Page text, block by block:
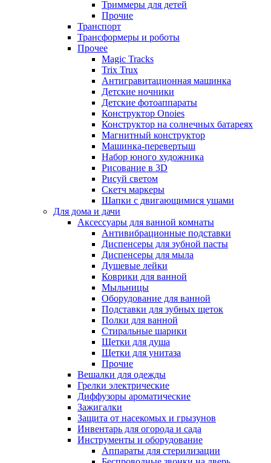
Триммеры для детей
Прочие
Транспорт
Трансформеры и роботы
Прочее
Magic Tracks
Trix Trux
Антигравитационная машинка
Детские ночники
Детские фотоаппараты
Конструктор Onoies
Конструктор на солнечных батареях
Магнитный конструктор
Машинка-перевертыш
Набор юного художника
Рисование в 3D
Рисуй светом
Скетч маркеры
Шапки с двигающимися ушами
Для дома и дачи
Аксессуары для ванной комнаты
Антивибрационные подставки
Диспенсеры для зубной пасты
Диспенсеры для мыла
Душевые лейки
Коврики для ванной
Мыльницы
Оборудование для ванной
Подставки для зубных щеток
Полки для ванной
Стиральные шарики
Щетки для душа
Щетки для унитаза
Прочие
Вешалки для одежды
Грелки электрические
Диффузоры ароматические
Зажигалки
Защита от насекомых и грызунов
Инвентарь для огорода и сада
Инструменты и оборудование
Аппараты для стерилизации